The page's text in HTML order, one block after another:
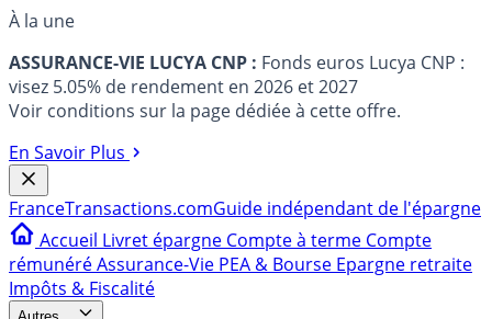
À la une
ASSURANCE-VIE LUCYA CNP : Fonds euros Lucya CNP :
visez 5.05% de rendement en 2026 et 2027
Voir conditions sur la page dédiée à cette offre.
En Savoir Plus
FranceTransactions.comGuide indépendant de l'épargne
Accueil Livret épargne Compte à terme Compte
rémunéréAssurance-Vie PEA & Bourse Epargne retraite
Impôts & Fiscalité